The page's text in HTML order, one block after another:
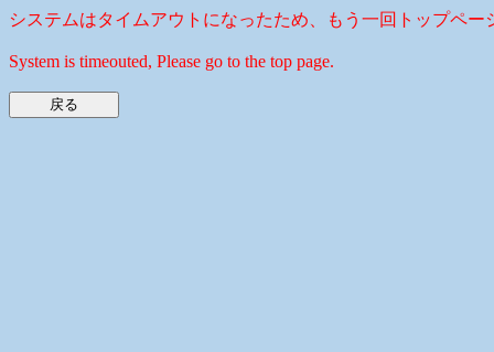
システムはタイムアウトになったため、もう一回トップペー
System is timeouted, Please go to the top page.